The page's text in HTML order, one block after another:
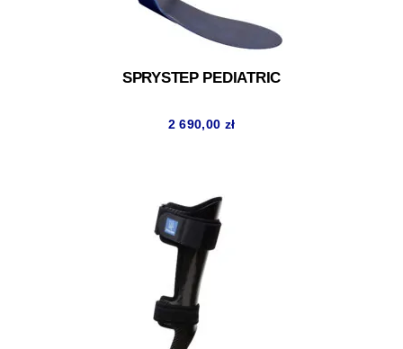
SPRYSTEP PEDIATRIC
2 690,00 zł